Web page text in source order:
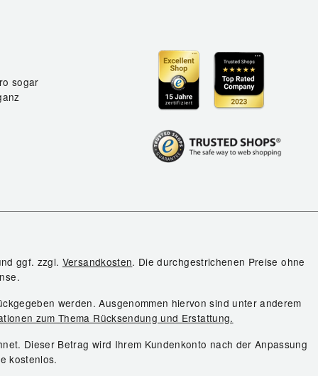
sogar
ggf. zzgl. Versandkosten. Die durchgestrichenen Preise ohne
werden. Ausgenommen hiervon sind unter anderem
zum Thema Rücksendung und Erstattung.
Dieser Betrag wird Ihrem Kundenkonto nach der Anpassung
kostenlos.